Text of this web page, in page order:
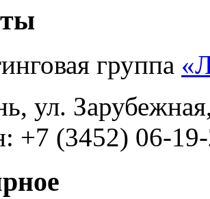
группа
ул.
+7 (3452) 06-